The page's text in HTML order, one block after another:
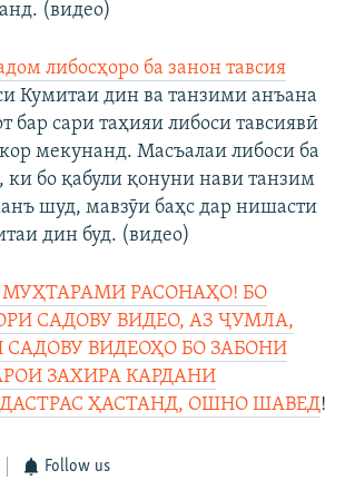
(видео)
либосҳоро ба занон тавсия
Кумитаи дин ва танзими анъана
бар сари таҳияи либоси тавсиявӣ
мекунанд. Масъалаи либоси ба
ки бо қабули қонуни нави танзим
шуд, мавзӯи баҳс дар нишасти
дин буд. (видео)
РАСОНАҲО! БО
САДОВУ ВИДЕО, АЗ ҶУМЛА,
ВИДЕОҲО БО ЗАБОНИ
ЗАХИРА КАРДАНИ
ҲАСТАНД, ОШНО ШАВЕД!
Follow us